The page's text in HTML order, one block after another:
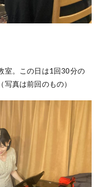
室。この日は1回30分の
真は前回のもの）